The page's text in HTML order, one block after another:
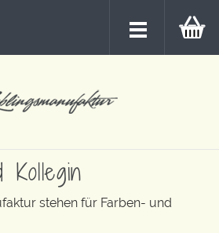
Kollegin
stehen für Farben- und